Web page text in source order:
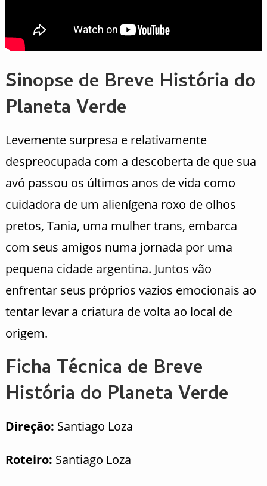
Sinopse de Breve História do
Planeta Verde
Levemente surpresa e relativamente
despreocupada com a descoberta de que sua
avó passou os últimos anos de vida como
cuidadora de um alienígena roxo de olhos
pretos, Tania, uma mulher trans, embarca
com seus amigos numa jornada por uma
pequena cidade argentina. Juntos vão
enfrentar seus próprios vazios emocionais ao
tentar levar a criatura de volta ao local de
origem.
Ficha Técnica de Breve
História do Planeta Verde
Direção: Santiago Loza
Roteiro: Santiago Loza